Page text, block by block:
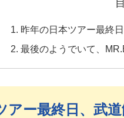
昨年の日本ツアー最終
最後のようでいて、
アー最終日、武